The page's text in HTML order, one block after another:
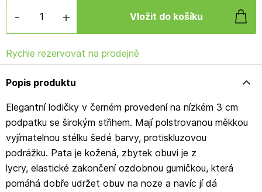
- +
Rychle rezervovat na prodejně
Popis produktu
Elegantní lodičky v černém provedení na nízkém 3 cm
podpatku se širokým střihem. Mají polstrovanou měkkou
vyjímatelnou stélku šedé barvy, protiskluzovou
podrážku. Pata je kožená, zbytek obuvi je z
lycry, elastické zakončení ozdobnou gumičkou, která
pomáhá dobře udržet obuv na noze a navíc jí dá